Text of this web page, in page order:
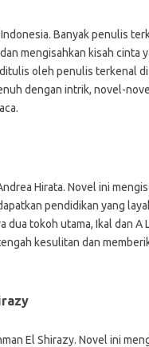
Banyak penulis
mengisahkan kisah cinta
oleh penulis terkenal
dengan intrik, novel-
Hirata. Novel ini
pendidikan yang
tokoh utama, Ikal dan A
kesulitan dan
El Shirazy. Novel ini